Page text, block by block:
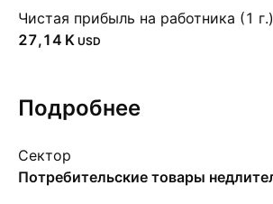
Чистая прибыль на работника (1 г.)
‪27,14 K‬ USD
Подробнее
Сектор